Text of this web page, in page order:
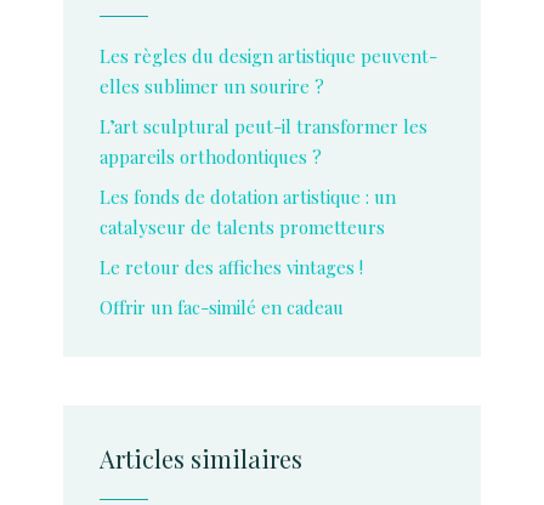
Les règles du design artistique peuvent-
elles sublimer un sourire ?
L’art sculptural peut-il transformer les
appareils orthodontiques ?
Les fonds de dotation artistique : un
catalyseur de talents prometteurs
Le retour des affiches vintages !
Offrir un fac-similé en cadeau
Articles similaires